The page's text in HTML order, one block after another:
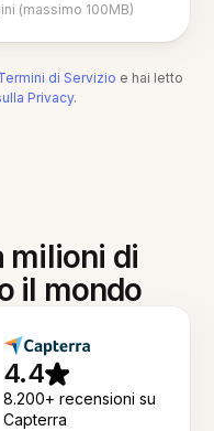
(massimo 100MB)
di Servizio e hai letto
Privacy.
milioni di
il mondo
4.4
8.200+ recensioni su
Capterra